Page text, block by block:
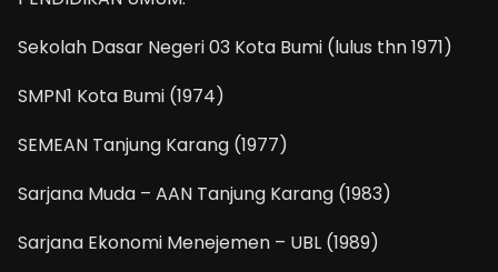
Sekolah Dasar Negeri 03 Kota Bumi (lulus thn 1971)
SMPN1 Kota Bumi (1974)
SEMEAN Tanjung Karang (1977)
Sarjana Muda – AAN Tanjung Karang (1983)
Sarjana Ekonomi Menejemen – UBL (1989)